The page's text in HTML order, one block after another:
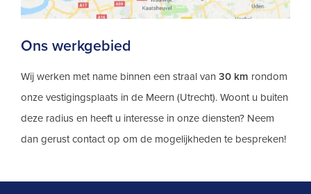
Ons werkgebied
Wij werken met name binnen een straal van30 km rondom
onze vestigingsplaats in de Meern (Utrecht). Woont u buiten
deze radius en heeft u interesse in onze diensten? Neem
dan gerust contact op om de mogelijkheden te bespreken!